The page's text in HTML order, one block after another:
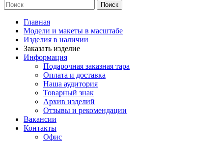
Поиск
Главная
Модели и макеты в масштабе
Изделия в наличии
Заказать изделие
Информация
Подарочная заказная тара
Оплата и доставка
Наша аудитория
Товарный знак
Архив изделий
Отзывы и рекомендации
Вакансии
Контакты
Офис